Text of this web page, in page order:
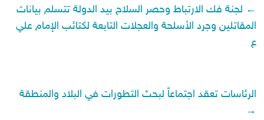
← لجنة فك الارتباط وحصر السلاح بيد الدولة تتسلم بيانات
المقاتلين وجرد الأسلحة والعجلات التابعة لكتائب الإمام علي
ع
الرئاسات تعقد اجتماعاً لبحث التطورات في البلاد والمنطقة
→